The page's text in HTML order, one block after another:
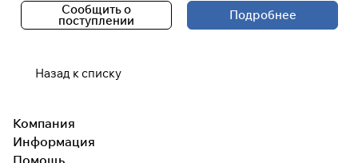
Сообщить о
поступлении Подробнее
Назад к списку
Компания
Информация
Помощь